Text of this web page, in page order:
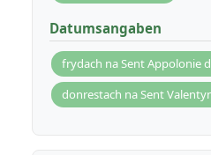
Datumsangaben
frydach na Sent Appolonie
donrestach na Sent